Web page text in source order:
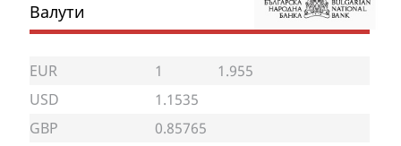
Валути
EUR 1
1.955
USD
1.1535
GBP
0.85765